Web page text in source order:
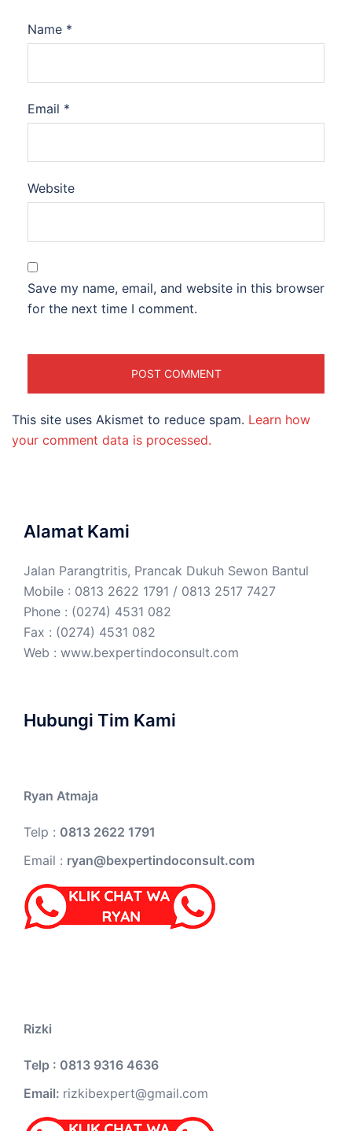
Name *
Email *
Website
Save my name, email, and website in this browser
for the next time I comment.
This site uses Akismet to reduce spam. Learn how
your comment data is processed.
Alamat Kami
Jalan Parangtritis, Prancak Dukuh Sewon Bantul
Mobile : 0813 2622 1791 / 0813 2517 7427
Phone : (0274) 4531 082
Fax : (0274) 4531 082
Web : www.bexpertindoconsult.com
Hubungi Tim Kami
Ryan Atmaja
Telp : 0813 2622 1791
Email : ryan@bexpertindoconsult.com
Rizki
Telp : 0813 9316 4636
Email: rizkibexpert@gmail.com